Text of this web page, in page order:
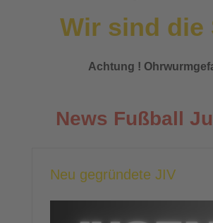
Wir sind die
Achtung !
News Fußball
Neu gegründete JIV